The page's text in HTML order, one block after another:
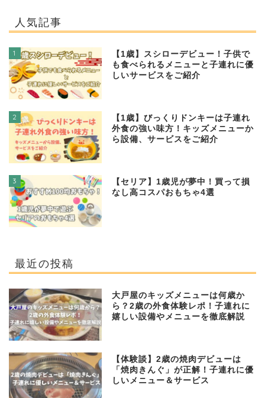
人気記事
1
【1歳】スシローデビュー！子供で
も食べられるメニューと子連れに優
しいサービスをご紹介
2
【1歳】びっくりドンキーは子連れ
外食の強い味方！キッズメニューか
ら設備、サービスをご紹介
3
【セリア】1歳児が夢中！買って損
なし高コスパおもちゃ4選
最近の投稿
大戸屋のキッズメニューは何歳か
ら？2歳の外食体験レポ！子連れに
嬉しい設備やメニューを徹底解説
【体験談】2歳の焼肉デビューは
「焼肉きんぐ」が正解！子連れに優
しいメニュー＆サービス